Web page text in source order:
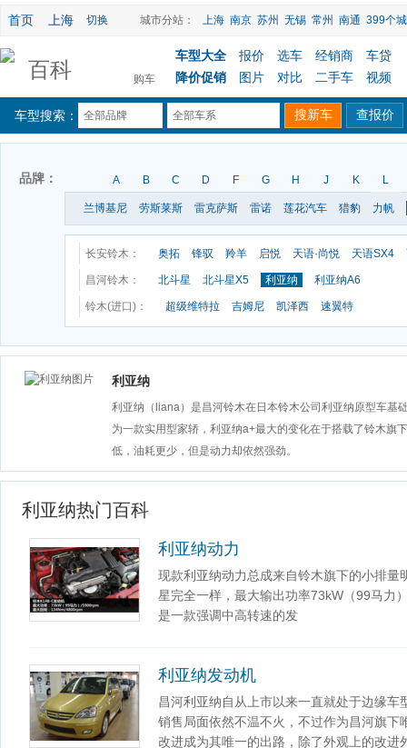
首页 上海 切换 城市分站： 上海 南京 苏州 无锡 常州 南通 399个
百科 购车
车型大全 报价 选车 经销商
车贷
降价促销
图片 对比 二手车 视频
车型搜索： 全部品牌 全部车系
品牌： A B C D F G H J K L
兰博基尼 劳斯莱斯 雷克萨斯 雷诺 莲花汽车 猎豹 力帆
长安铃木： 奥拓 锋驭 羚羊 启悦 天语·尚悦 天语SX4
昌河铃木： 北斗星 北斗星X5 利亚纳 利亚纳A6
铃木(进口)： 超级维特拉 吉姆尼 凯泽西 速翼特
利亚纳
利亚纳（liana）是昌河铃木在日本铃木公司利亚纳原型车基
为一款实用型家轿，利亚纳a+最大的变化在于搭载了铃木旗
低，油耗更少，但是动力却依然强劲。
利亚纳热门百科
利亚纳动力
现款利亚纳动力总成来自铃木旗下的小排
星完全一样，最大输出功率73kW（99马力
是一款强调中高转速的发
利亚纳发动机
昌河利亚纳自从上市以来一直就处于边缘
销售局面依然不温不火，不过作为昌河旗
改进成为其唯一的出路，除了外观上的改进